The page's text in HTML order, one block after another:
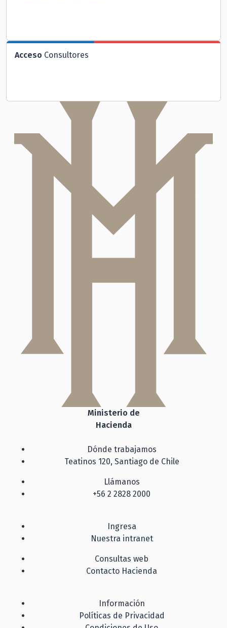
Acceso Consultores
Ministerio de
Hacienda
Dónde trabajamos
Teatinos 120, Santiago de Chile
Llámanos
+56 2 2828 2000
Ingresa
Nuestra intranet
Consultas web
Contacto Hacienda
Información
Políticas de Privacidad